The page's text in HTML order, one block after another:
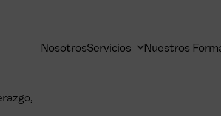
NosotrosServicios Nuestros